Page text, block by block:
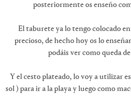
posteriormente os enseño
El taburete ya lo tengo colocado
precioso, de hecho hoy os lo
podáis ver como queda
Y el cesto plateado, lo voy a utilizar
sol ) para ir a la playa y luego como